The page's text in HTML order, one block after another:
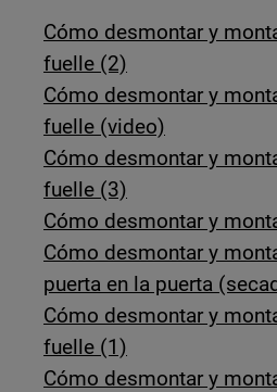
Cómo desmontar y
fuelle (2)
Cómo desmontar y
fuelle (video)
Cómo desmontar y
fuelle (3)
Cómo desmontar y
Cómo desmontar y
puerta en la puerta
Cómo desmontar y
fuelle (1)
Cómo desmontar y